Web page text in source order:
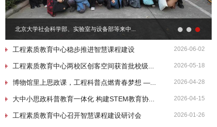
北京大学社会科学部、实验室与设备部等来中...
工程素质教育中心稳步推进智慧课程建设 2026-06-02
工程素质教育中心两校区创客空间获首批校级... 2026-05-18
博物馆里上思政课，工程科普点燃青春梦想 —... 2026-04-28
大中小思政科普教育一体化 构建STEM教育协... 2026-04-15
工程素质教育中心召开智慧课程建设研讨会 2026-01-26